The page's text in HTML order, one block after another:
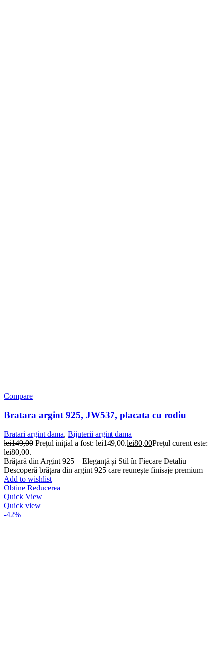
Compare
Bratara argint 925, JW537, placata cu rodiu
Bratari argint dama, Bijuterii argint dama
lei149,00 Prețul inițial a fost: lei149,00.lei80,00Prețul curent este:
lei80,00.
Brățară din Argint 925 – Eleganță și Stil în Fiecare Detaliu
Descoperă brățara din argint 925 care reunește finisaje premium
Add to wishlist
Obtine Reducerea
Quick View
Quick view
-42%